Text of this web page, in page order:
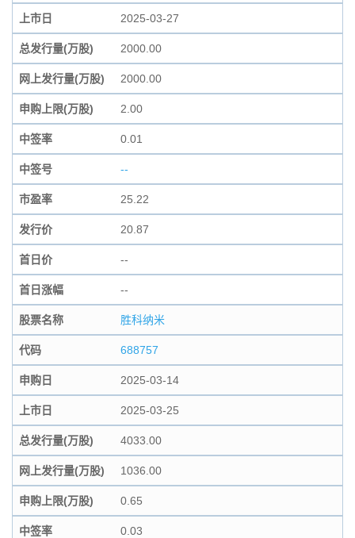
上市日 2025-03-27
总发行量(万股) 2000.00
网上发行量(万股) 2000.00
申购上限(万股) 2.00
中签率 0.01
中签号 --
市盈率 25.22
发行价 20.87
首日价 --
首日涨幅 --
股票名称 胜科纳米
代码 688757
申购日 2025-03-14
上市日 2025-03-25
总发行量(万股) 4033.00
网上发行量(万股) 1036.00
申购上限(万股) 0.65
中签率 0.03